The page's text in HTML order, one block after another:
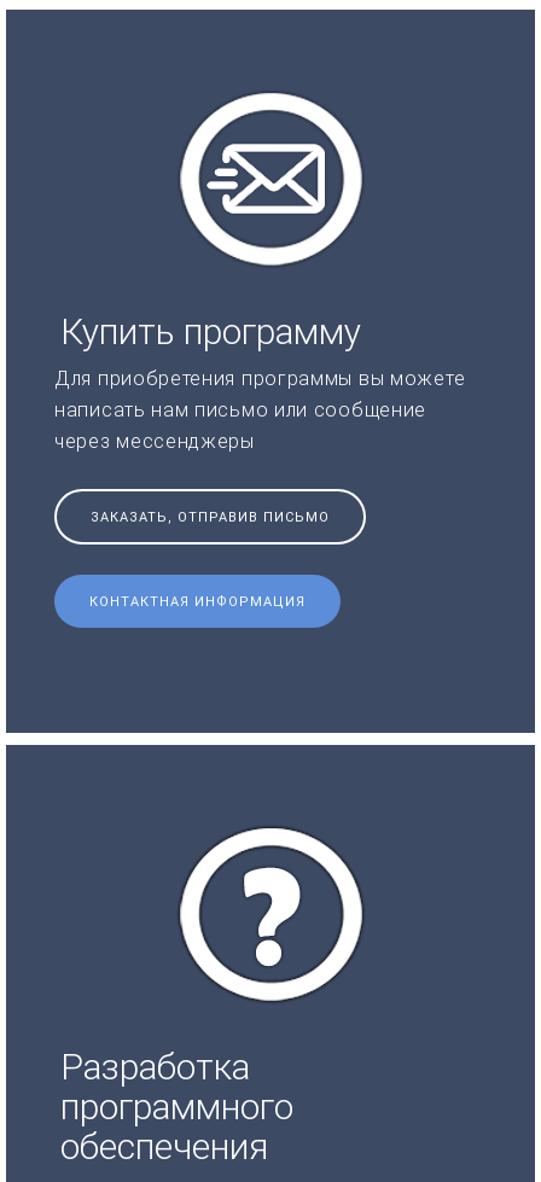
Купить программу
Для приобретения программы вы можете
написать нам письмо или сообщение
через мессенджеры
ЗАКАЗАТЬ, ОТПРАВИВ ПИСЬМО
КОНТАКТНАЯ ИНФОРМАЦИЯ
Разработка
программного
обеспечения